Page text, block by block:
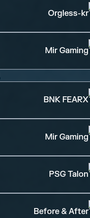
Orgless-kr
Mir Gaming
BNK FEARX
Mir Gaming
PSG Talon
Before & After